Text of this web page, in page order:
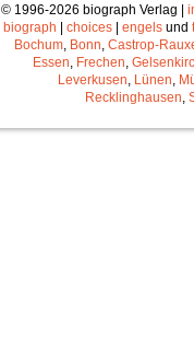
© 1996-2026 biograph Verlag |
biograph | choices | engels und
Bochum Bonn Castrop-
Essen Frechen
Leverkusen Lünen
Recklinghausen